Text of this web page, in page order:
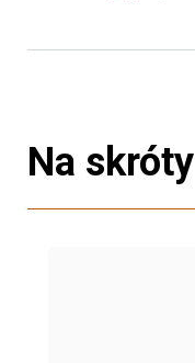
Na skróty